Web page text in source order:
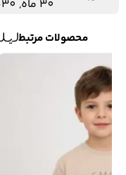
30 ماه, 30-36 ماه
محصولات مرتبط